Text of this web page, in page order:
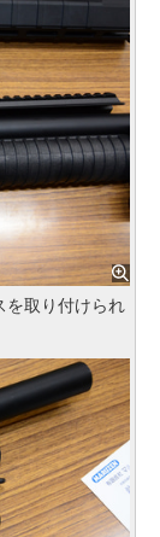
を取り付けられ